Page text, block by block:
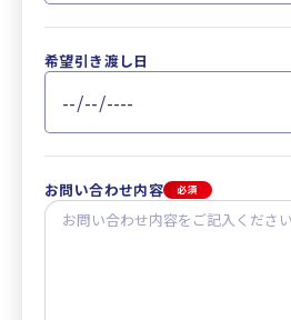
希望引き渡し日
お問い合わせ内容 必須